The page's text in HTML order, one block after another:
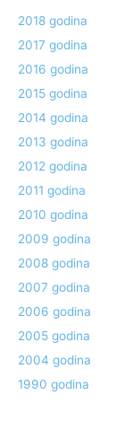
2018 godina
2017 godina
2016 godina
2015 godina
2014 godina
2013 godina
2012 godina
2011 godina
2010 godina
2009 godina
2008 godina
2007 godina
2006 godina
2005 godina
2004 godina
1990 godina